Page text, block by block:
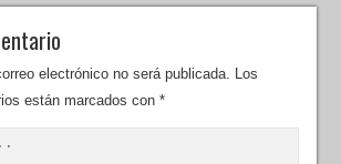
electrónico no será publicada. Los
están marcados con*